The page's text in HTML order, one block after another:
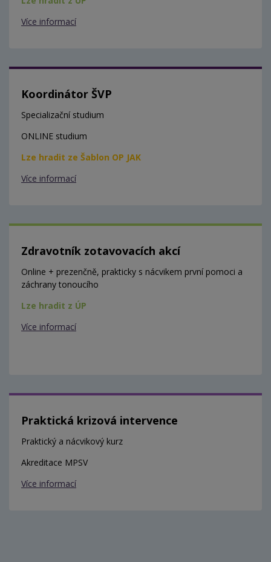
Více informací
Koordinátor ŠVP
Specializační studium
ONLINE studium
Lze hradit ze Šablon OP JAK
Více informací
Zdravotník zotavovacích akcí
Online + prezenčně, prakticky s nácvikem první pomoci a
záchrany tonoucího
Lze hradit z ÚP
Více informací
Praktická krizová intervence
Praktický a nácvikový kurz
Akreditace MPSV
Více informací